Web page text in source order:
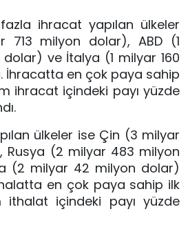
ihracat yapılan ülkeler
713 milyon dolar), ABD (1
ve İtalya (1 milyar 160
İhracatta en çok paya sahip
ihracat içindeki payı yüzde
ülkeler ise Çin (3 milyar
Rusya (2 milyar 483 milyon
(2 milyar 42 milyon dolar)
en çok paya sahip ilk
ithalat içindeki payı yüzde